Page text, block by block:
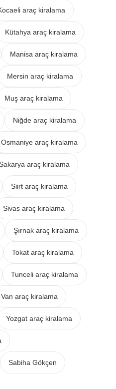
araç kiralama
Kütahya araç kiralama
Manisa araç kiralama
Mersin araç kiralama
Muş araç kiralama
Niğde araç kiralama
Osmaniye araç kiralama
araç kiralama
Siirt araç kiralama
Sivas araç kiralama
Şırnak araç kiralama
Tokat araç kiralama
Tunceli araç kiralama
Van araç kiralama
Yozgat araç kiralama
Sabiha Gökçen